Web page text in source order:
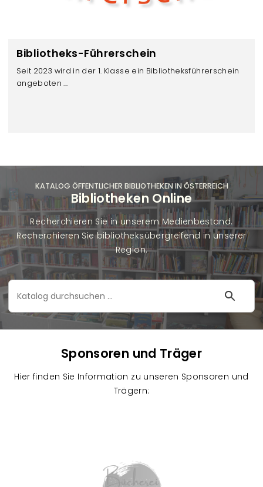
Bibliotheks-Führerschein
Seit 2023 wird in der 1. Klasse ein Bibliotheksführerschein
angeboten ...
KATALOG ÖFFENTLICHER BIBLIOTHEKEN IN ÖSTERREICH
Bibliotheken Online
Recherchieren Sie in unserem Medienbestand.
Recherchieren Sie bibliotheksübergreifend in unserer
Region.
Katalog
durchsuchen
Sponsoren und Träger
Hier finden Sie Information zu unseren Sponsoren und
Trägern: